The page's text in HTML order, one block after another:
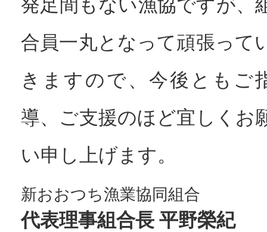
発足間もない漁協ですが、
合員一丸となって頑張って
きますので、今後ともご
導、ご支援のほど宜しくお
い申し上げます。
新おおつち漁業協同組合
代表理事組合長 平野榮紀